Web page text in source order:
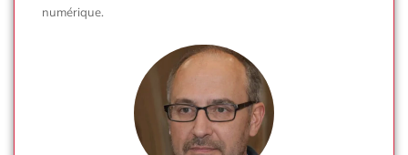
numérique.